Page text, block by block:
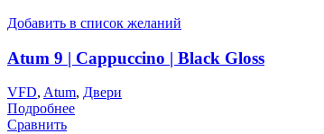
Добавить в список желаний
Atum 9 | Cappuccino | Black Gloss
VFD, Atum, Двери
Подробнее
Сравнить